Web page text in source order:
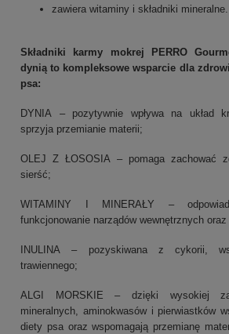
zawiera witaminy i składniki mineralne.
Składniki karmy mokrej PERRO
dynią to kompleksowe wsparcie dla
psa:
DYNIA – pozytywnie wpływa na układ
sprzyja przemianie materii;
OLEJ Z ŁOSOSIA – pomaga zachować
sierść;
WITAMINY I MINERAŁY –
funkcjonowanie narządów wewnętrznych oraz
INULINA – pozyskiwana z cykorii,
trawiennego;
ALGI MORSKIE – dzięki wysokiej
mineralnych, aminokwasów i pierwiastków
diety psa oraz wspomagają przemianę